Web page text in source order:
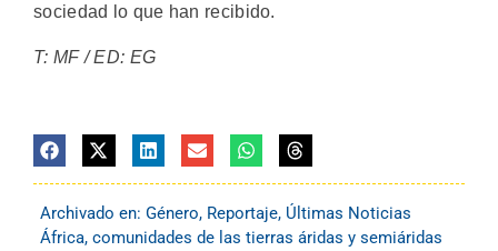
sociedad lo que han recibido.
T: MF / ED: EG
Archivado en: Género, Reportaje, Últimas Noticias
África, comunidades de las tierras áridas y semiáridas